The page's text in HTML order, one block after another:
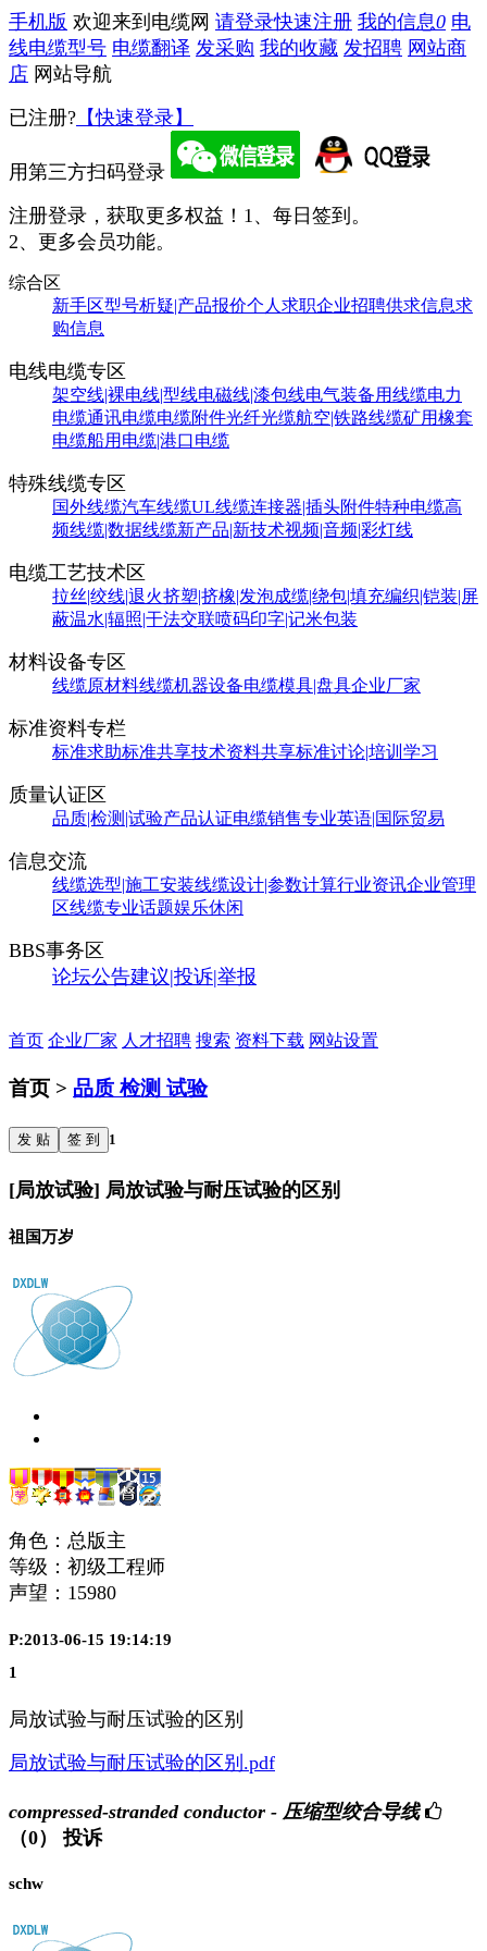
手机版 欢迎来到电缆网 请登录快速注册 我的信息0 电
线电缆型号 电缆翻译 发采购 我的收藏 发招聘 网站商
店 网站导航
已注册? 【快速登录】
用第三方扫码登录
注册登录，获取更多权益！ 1、每日签到。
2、更多会员功能。
综合区
新手区型号析疑|产品报价个人求职企业招聘供求信息求
购信息
电线电缆专区
架空线|裸电线|型线电磁线|漆包线电气装备用线缆电力
电缆通讯电缆电缆附件光纤光缆航空|铁路线缆矿用橡套
电缆船用电缆|港口电缆
特殊线缆专区
国外线缆汽车线缆UL线缆连接器|插头附件特种电缆高
频线缆|数据线缆新产品|新技术视频|音频|彩灯线
电缆工艺技术区
拉丝|绞线|退火挤塑|挤橡|发泡成缆|绕包|填充编织|铠装|屏
蔽温水|辐照|干法交联喷码印字|记米包装
材料设备专区
线缆原材料线缆机器设备电缆模具|盘具企业厂家
标准资料专栏
标准求助标准共享技术资料共享标准讨论|培训学习
质量认证区
品质|检测|试验产品认证电缆销售专业英语|国际贸易
信息交流
线缆选型|施工安装线缆设计|参数计算行业资讯企业管理
区线缆专业话题娱乐休闲
BBS事务区
论坛公告建议|投诉|举报
首页 企业厂家 人才招聘 搜索 资料下载 网站设置
首页 > 品质 检测 试验
发 贴 签 到 1
[局放试验] 局放试验与耐压试验的区别
祖国万岁
角色：总版主
等级：初级工程师
声望： 15980
P:2013-06-15 19:14:19
1
局放试验与耐压试验的区别
局放试验与耐压试验的区别.pdf
compressed-stranded conductor - 压缩型绞合导线
（0）
投诉
schw